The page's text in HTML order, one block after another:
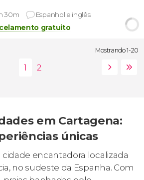
30m Espanhol e inglês
gratuito
Mostrando 1-20
em Cartagena:
únicas
encantadora localizada
no sudeste da Espanha. Com